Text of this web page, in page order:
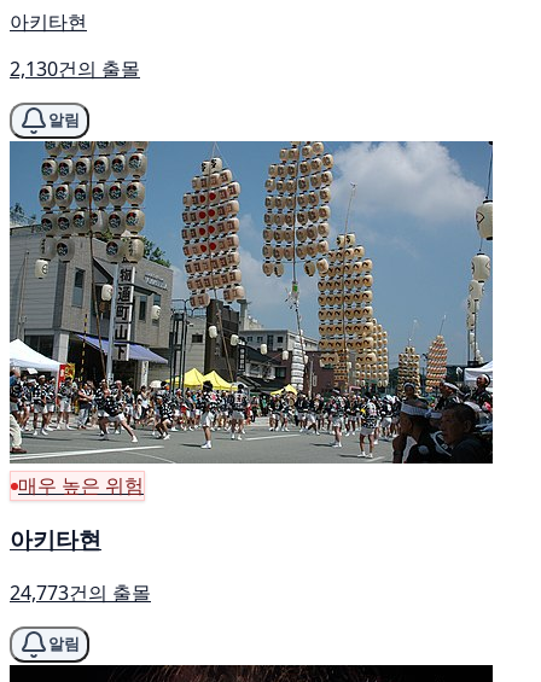
아키타현
2,130건의 출몰
알림
매우 높은 위험
아키타현
24,773건의 출몰
알림